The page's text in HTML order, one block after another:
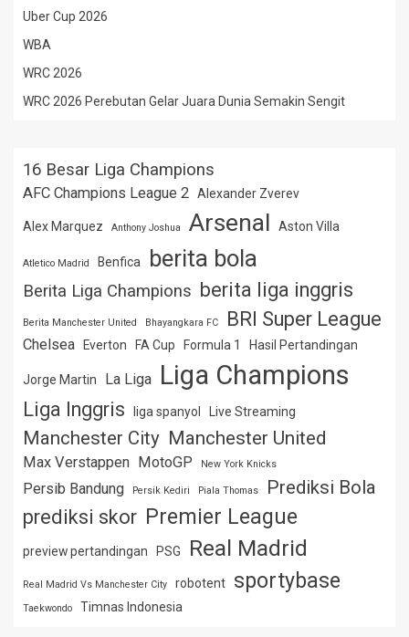
Uber Cup 2026
WBA
WRC 2026
WRC 2026 Perebutan Gelar Juara Dunia Semakin Sengit
16 Besar Liga Champions
AFC Champions League 2 Alexander Zverev
Alex Marquez Anthony Joshua Arsenal Aston Villa
Atletico Madrid Benfica berita bola
Berita Liga Champions berita liga inggris
Berita Manchester United Bhayangkara FC BRI Super League
Chelsea Everton FA Cup Formula 1 Hasil Pertandingan
Jorge Martin La Liga Liga Champions
Liga Inggris liga spanyol Live Streaming
Manchester City Manchester United
Max Verstappen MotoGP New York Knicks
Persib Bandung Persik Kediri Piala Thomas Prediksi Bola
prediksi skor Premier League
preview pertandingan PSG Real Madrid
Real Madrid Vs Manchester City robotent sportybase
Taekwondo Timnas Indonesia